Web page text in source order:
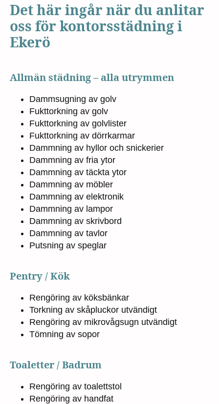
Det här ingår när du anlitar
oss för kontorsstädning i
Ekerö
Allmän städning – alla utrymmen
Dammsugning av golv
Fukttorkning av golv
Fukttorkning av golvlister
Fukttorkning av dörrkarmar
Dammning av hyllor och snickerier
Dammning av fria ytor
Dammning av täckta ytor
Dammning av möbler
Dammning av elektronik
Dammning av lampor
Dammning av skrivbord
Dammning av tavlor
Putsning av speglar
Pentry / Kök
Rengöring av köksbänkar
Torkning av skåpluckor utvändigt
Rengöring av mikrovågsugn utvändigt
Tömning av sopor
Toaletter / Badrum
Rengöring av toalettstol
Rengöring av handfat